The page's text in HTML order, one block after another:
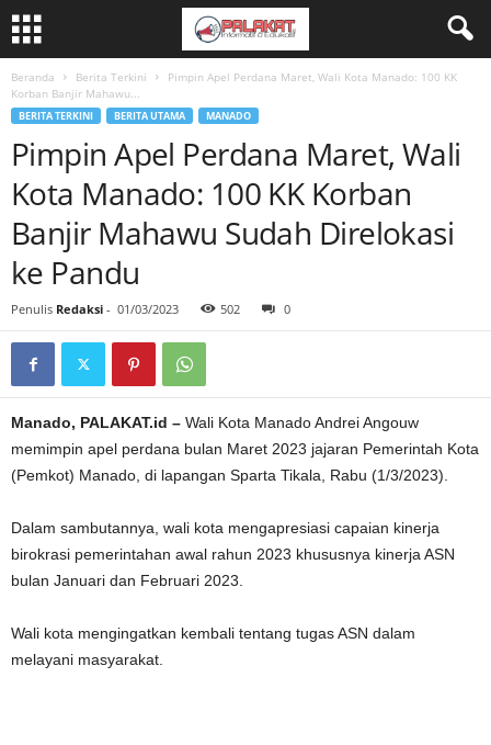
Beranda Berita Terkini
Pimpin Apel Perdana Maret, Wali Kota Manado: 100 KK
Korban Banjir Mahawu...
BERITA TERKINI BERITA UTAMA MANADO
Pimpin Apel Perdana Maret, Wali
Kota Manado: 100 KK Korban
Banjir Mahawu Sudah Direlokasi
ke Pandu
Penulis Redaksi - 01/03/2023 502 0
Manado, PALAKAT.id – Wali Kota Manado Andrei Angouw
memimpin apel perdana bulan Maret 2023 jajaran Pemerintah Kota
(Pemkot) Manado, di lapangan Sparta Tikala, Rabu (1/3/2023).
Dalam sambutannya, wali kota mengapresiasi capaian kinerja
birokrasi pemerintahan awal rahun 2023 khususnya kinerja ASN
bulan Januari dan Februari 2023.
Wali kota mengingatkan kembali tentang tugas ASN dalam
melayani masyarakat.